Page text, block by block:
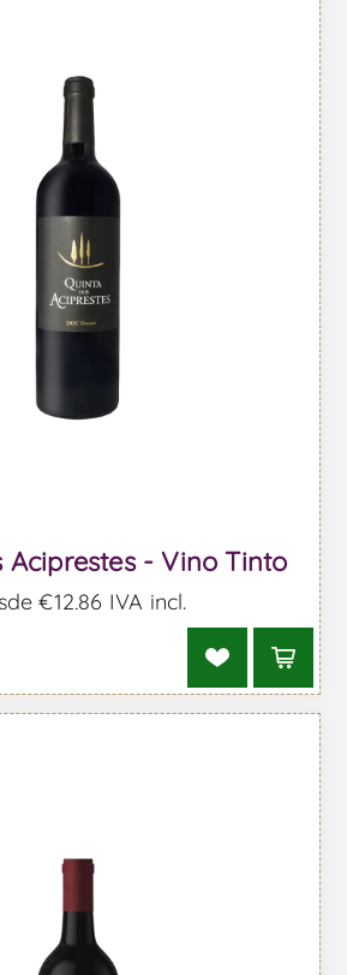
Aciprestes - Vino Tinto
€12,86 IVA incl.